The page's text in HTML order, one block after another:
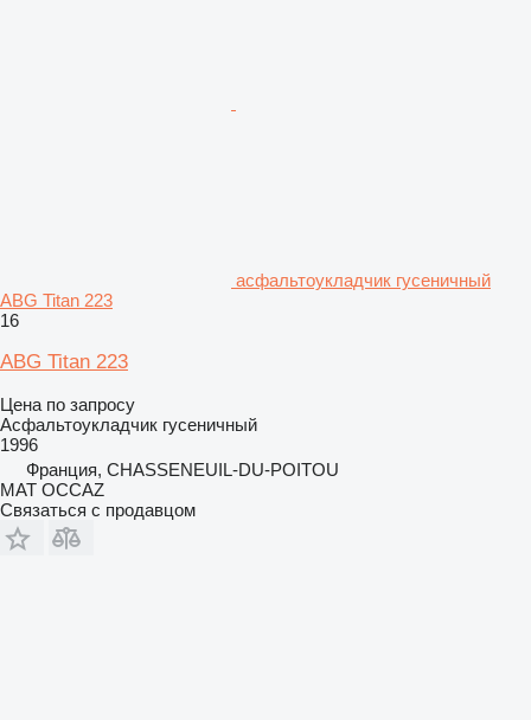
асфальтоукладчик гусеничный
ABG Titan 223
16
ABG Titan 223
Цена по запросу
Асфальтоукладчик гусеничный
1996
Франция, CHASSENEUIL-DU-POITOU
MAT OCCAZ
Связаться с продавцом